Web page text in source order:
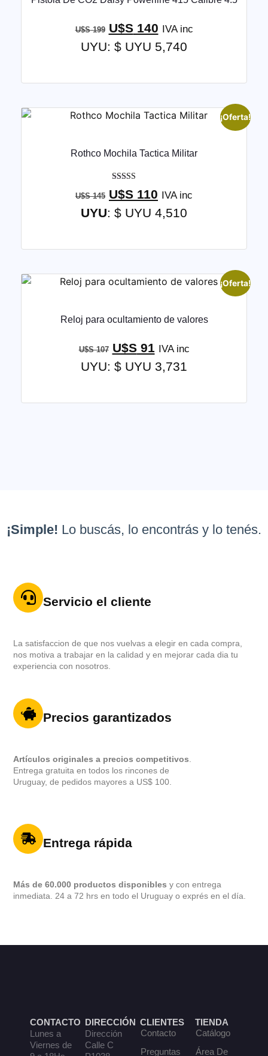
U$S199 U$S140 IVA inc
UYU: $ UYU 5,740
¡Oferta!
Rothco Mochila Tactica Militar
Valorado con
5.00
U$S145 U$S 110 IVA inc
UYU: $ UYU 4,510
¡Oferta!
Reloj para ocultamiento de valores
U$S107 U$S91 IVA inc
UYU: $ UYU 3,731
¡Simple! Lo buscás, lo encontrás y lo tenés.
Servicio el cliente
La satisfaccion de que nos vuelvas a elegir en cada compra,
nos motiva a trabajar en la calidad y en mejorar cada dia tu
experiencia con nosotros.
Precios garantizados
Artículos originales a precios competitivos.
Entrega gratuita en todos los rincones de
Uruguay, de pedidos mayores a US$ 100.
Entrega rápida
Más de 60.000 productos disponibles y con entrega
inmediata. 24 a 72 hrs en todo el Uruguay o exprés en el día.
CONTACTO
Lunes a
Viernes de
DIRECCIÓN
Dirección
Calle C
CLIENTES
Contacto
Preguntas
TIENDA
Catálogo
Área De